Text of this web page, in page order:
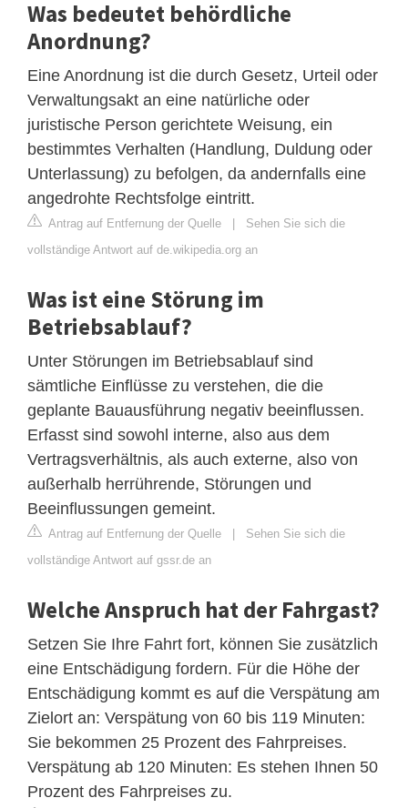
Was bedeutet behördliche
Anordnung?
Eine Anordnung ist die durch Gesetz, Urteil oder
Verwaltungsakt an eine natürliche oder
juristische Person gerichtete Weisung, ein
bestimmtes Verhalten (Handlung, Duldung oder
Unterlassung) zu befolgen, da andernfalls eine
angedrohte Rechtsfolge eintritt.
Antrag auf Entfernung der Quelle | Sehen Sie sich die
vollständige Antwort auf de.wikipedia.org an
Was ist eine Störung im
Betriebsablauf?
Unter Störungen im Betriebsablauf sind
sämtliche Einflüsse zu verstehen, die die
geplante Bauausführung negativ beeinflussen.
Erfasst sind sowohl interne, also aus dem
Vertragsverhältnis, als auch externe, also von
außerhalb herrührende, Störungen und
Beeinflussungen gemeint.
Antrag auf Entfernung der Quelle | Sehen Sie sich die
vollständige Antwort auf gssr.de an
Welche Anspruch hat der Fahrgast?
Setzen Sie Ihre Fahrt fort, können Sie zusätzlich
eine Entschädigung fordern. Für die Höhe der
Entschädigung kommt es auf die Verspätung am
Zielort an: Verspätung von 60 bis 119 Minuten:
Sie bekommen 25 Prozent des Fahrpreises.
Verspätung ab 120 Minuten: Es stehen Ihnen 50
Prozent des Fahrpreises zu.